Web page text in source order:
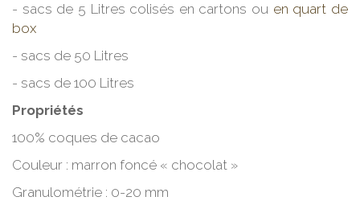
- sacs de 5 Litres colisés en cartons ou en quart de
box
- sacs de 50 Litres
- sacs de 100 Litres
Propriétés
100% coques de cacao
Couleur : marron foncé « chocolat »
Granulométrie : 0-20 mm